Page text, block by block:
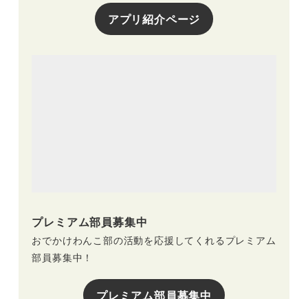
アプリ紹介ページ
プレミアム部員募集中
おでかけわんこ部の活動を応援してくれるプレミアム
部員募集中！
プレミアム部員募集中